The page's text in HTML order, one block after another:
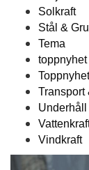
Solkraft
Stål &
Tema
toppnyhet
Transport
Underhåll
Vindkraft